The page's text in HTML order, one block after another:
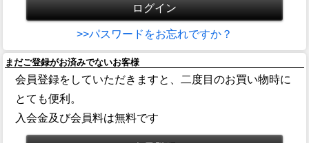
>>パスワードをお忘れですか？
まだご登録がお済みでないお客様
会員登録をしていただきますと、二度目のお買い物時に
とても便利。
入会金及び会員料は無料です